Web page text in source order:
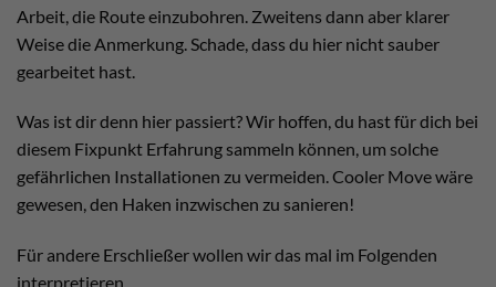
Arbeit, die Route einzubohren. Zweitens dann aber klarer
Weise die Anmerkung. Schade, dass du hier nicht sauber
gearbeitet hast.
Was ist dir denn hier passiert? Wir hoffen, du hast für dich bei
diesem Fixpunkt Erfahrung sammeln können, um solche
gefährlichen Installationen zu vermeiden. Cooler Move wäre
gewesen, den Haken inzwischen zu sanieren!
Für andere Erschließer wollen wir das mal im Folgenden
interpretieren.